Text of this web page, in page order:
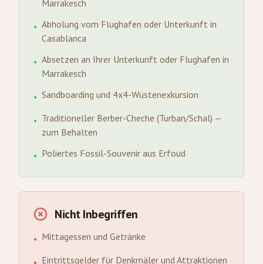
Marrakesch
• Abholung vom Flughafen oder Unterkunft in
Casablanca
• Absetzen an Ihrer Unterkunft oder Flughafen in
Marrakesch
• Sandboarding und 4x4-Wüstenexkursion
• Traditioneller Berber-Cheche (Turban/Schal) —
zum Behalten
• Poliertes Fossil-Souvenir aus Erfoud
Nicht Inbegriffen
• Mittagessen und Getränke
Eintrittsgelder für Denkmäler und Attraktionen